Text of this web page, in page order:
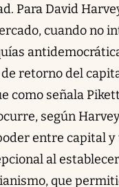
Para David
cuando no
retorno del
como señala
según
entre capital
al
que